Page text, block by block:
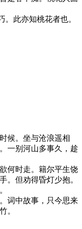
。此亦知桃花者也。
候。坐与沧浪遥相
一别河山多事久，趁
何时走。籍尔平生饶
。但劝得昏灯少抱。
词中故事，只今思来
。